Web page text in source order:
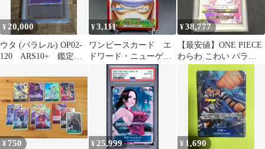
¥20,000
ウタ (パラレル) OP02-
120 ARS10+ 鑑定書
¥3,111
ワンピースカード エ
ドワード・ニューゲー
ト OP02-001 P-L
¥38,777
【最安値】ONE PIECE
わらわ こわい パラ
¥ 750 ¥ 25,999 ¥ 1,690